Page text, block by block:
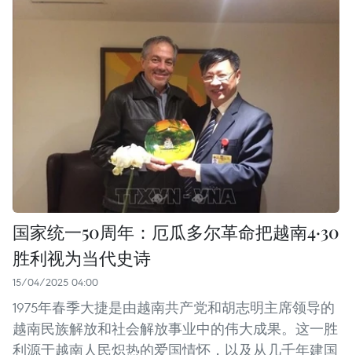
国家统一50周年：厄瓜多尔革命把越南4·30
胜利视为当代史诗
15/04/2025 04:00
1975年春季大捷是由越南共产党和胡志明主席领导的
越南民族解放和社会解放事业中的伟大成果。这一胜
利源于越南人民炽热的爱国情怀，以及从几千年建国